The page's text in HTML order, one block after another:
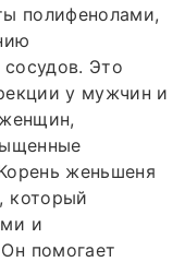
полифенолами,
Это
у мужчин и
женьшеня
который
и
помогает